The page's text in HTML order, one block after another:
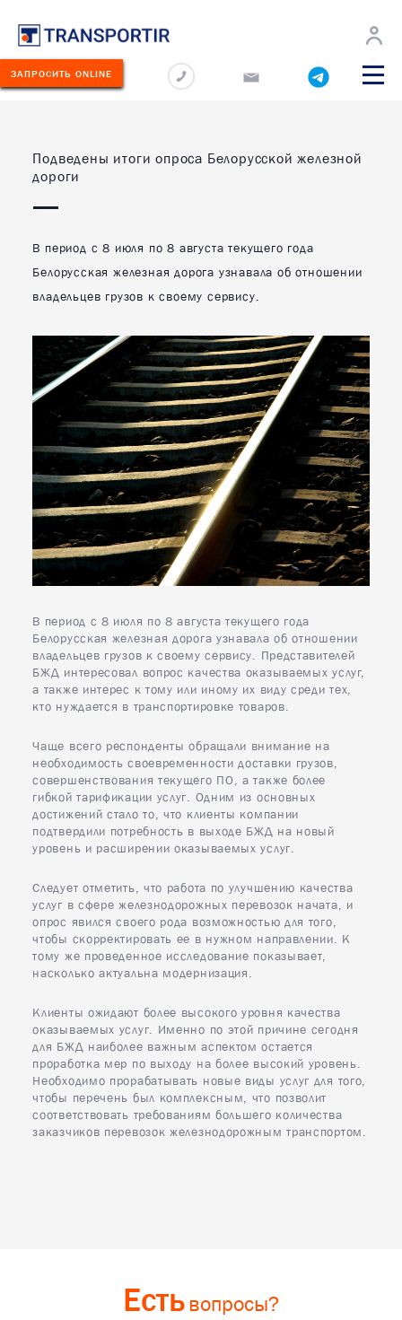
О
НовостиПеревозчикам
Минск
ЗАПРОСИТЬ ONLINE
НОВОСТИ
ПЕРЕВОЗЧИКАМ
КОНТАКТЫ
Подведены итоги опроса Белорусской железной
дороги
В период с 8 июля по 8 августа текущего года
Белорусская железная дорога узнавала об отношении
владельцев грузов к своему сервису.
В период с 8 июля по 8 августа текущего года
Белорусская железная дорога узнавала об отношении
владельцев грузов к своему сервису. Представителей
БЖД интересовал вопрос качества оказываемых услуг,
а также интерес к тому или иному их виду среди тех,
кто нуждается в транспортировке товаров.
Чаще всего респонденты обращали внимание на
необходимость своевременности доставки грузов,
совершенствования текущего ПО, а также более
гибкой тарификации услуг. Одним из основных
достижений стало то, что клиенты компании
подтвердили потребность в выходе БЖД на новый
уровень и расширении оказываемых услуг.
Следует отметить, что работа по улучшению качества
услуг в сфере железнодорожных перевозок начата, и
опрос явился своего рода возможностью для того,
чтобы скорректировать ее в нужном направлении. К
тому же проведенное исследование показывает,
насколько актуальна модернизация.
Клиенты ожидают более высокого уровня качества
оказываемых услуг. Именно по этой причине сегодня
для БЖД наиболее важным аспектом остается
проработка мер по выходу на более высокий уровень.
Необходимо прорабатывать новые виды услуг для того,
чтобы перечень был комплексным, что позволит
соответствовать требованиям большего количества
заказчиков перевозок железнодорожным транспортом.
Есть вопросы?